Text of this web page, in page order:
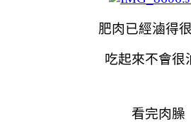
肥肉已經滷得
吃起來不會很
看完肉臊